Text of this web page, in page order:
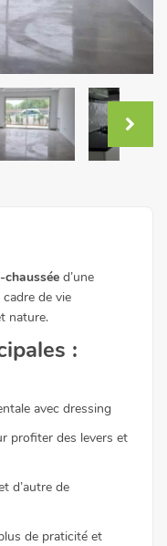
chaussée d’une
de vie
nature.
:
avec dressing
profiter des levers et
d’autre de
de praticité et